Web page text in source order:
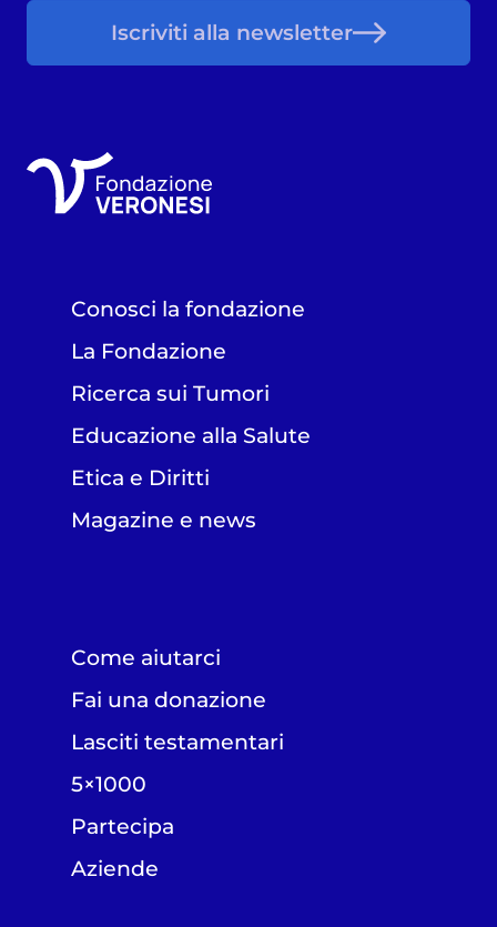
Iscriviti alla newsletter
Conosci la fondazione
La Fondazione
Ricerca sui Tumori
Educazione alla Salute
Etica e Diritti
Magazine e news
Come aiutarci
Fai una donazione
Lasciti testamentari
5×1000
Partecipa
Aziende